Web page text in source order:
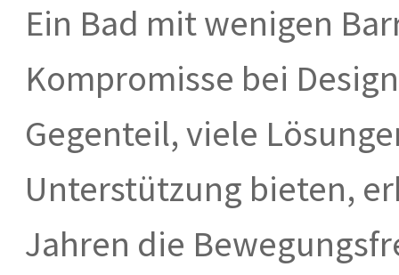
Ein Bad mit wenigen
Kompromisse bei
Gegenteil, viele
Unterstützung bieten,
Jahren die